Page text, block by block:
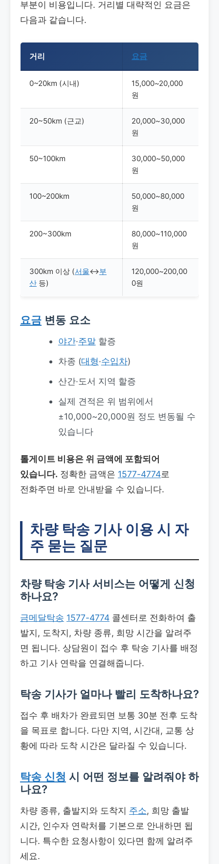
부분이 비용입니다. 거리별 대략적인 요금은
다음과 같습니다.
거리 요금
0~20km (시내)
15,000~20,000
원
20~50km (근교)
20,000~30,000
원
50~100km
30,000~50,000
원
100~200km
50,000~80,000
원
200~300km
80,000~110,000
원
300km 이상 (서울↔부
산 등)
120,000~200,00
0원
요금 변동 요소
야간·주말할증
차종 (대형·수입차)
산간·도서 지역 할증
실제 견적은 위 범위에서
±10,000~20,000원 정도 변동될 수
있습니다
톨게이트 비용은 위 금액에 포함되어
있습니다. 정확한 금액은 1577-4774로
전화주면 바로 안내받을 수 있습니다.
차량 탁송 기사이용 시 자
주 묻는 질문
차량 탁송 기사서비스는 어떻게 신청
하나요?
금메달탁송 1577-4774 콜센터로 전화하여 출
발지, 도착지, 차량 종류, 희망 시간을 알려주
면 됩니다. 상담원이 접수 후 탁송 기사를 배정
하고 기사 연락을 연결해줍니다.
탁송 기사가 얼마나 빨리 도착하나요?
접수 후 배차가 완료되면 보통 30분 전후 도착
을 목표로 합니다. 다만 지역, 시간대, 교통 상
황에 따라 도착 시간은 달라질 수 있습니다.
탁송 신청 시 어떤 정보를 알려줘야 하
나요?
차량 종류, 출발지와 도착지 주소, 희망 출발
시간, 인수자 연락처를 기본으로 안내하면 됩
니다. 특수한 요청사항이 있다면 함께 알려주
세요.